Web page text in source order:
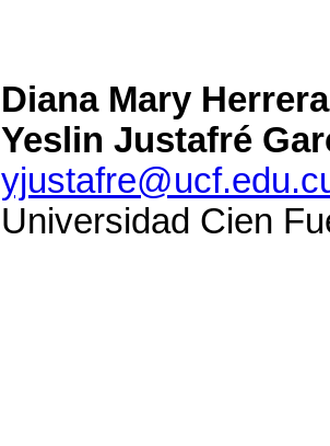
Diana Mary
Yeslin Justafré
Universidad Cien